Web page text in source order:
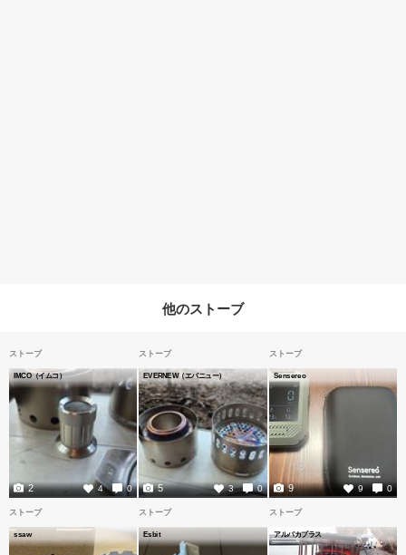
他のストーブ
ストーブ
IMCO（イムコ）
4 0
2
ストーブ
EVERNEW（エバニュー）
3 0
5
ストーブ
Sensereo
9 0
9
ストーブ
ssaw
ストーブ
Esbit
ストーブ
アルパカプラス